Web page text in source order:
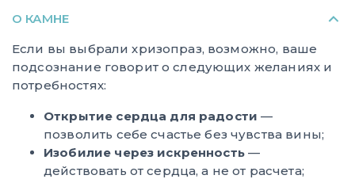
О КАМНЕ
Если вы выбрали хризопраз, возможно, ваше
подсознание говорит о следующих желаниях и
потребностях:
Открытие сердца для радости —
позволить себе счастье без чувства вины;
Изобилие через искренность—
действовать от сердца, а не от расчета;